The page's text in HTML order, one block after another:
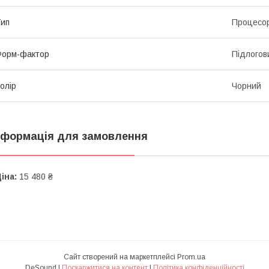
фактор
Чорний
для замовлення
15 480 ₴
Сайт створений на маркетплейсі Prom.ua